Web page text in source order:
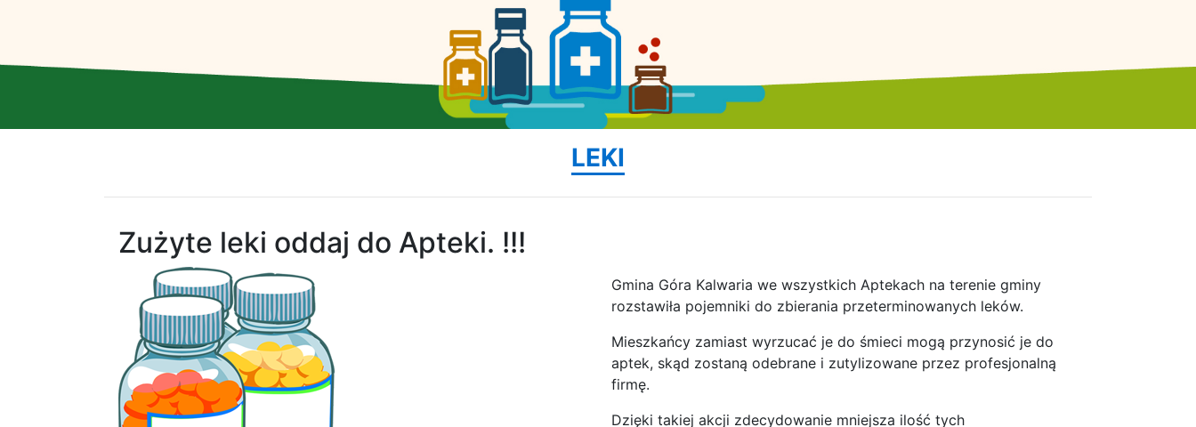
LEKI
Zużyte leki oddaj do Apteki. !!!
Gmina Góra Kalwaria we wszystkich Aptekach na terenie gminy
rozstawiła pojemniki do zbierania przeterminowanych leków.
Mieszkańcy zamiast wyrzucać je do śmieci mogą przynosić je do
aptek, skąd zostaną odebrane i zutylizowane przez profesjonalną
firmę.
Dzięki takiej akcji zdecydowanie mniejsza ilość tych